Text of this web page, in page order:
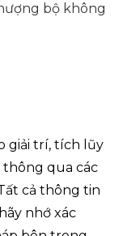
bộ không
giải trí, tích lũy
thông qua các
cả thông tin
nhớ xác